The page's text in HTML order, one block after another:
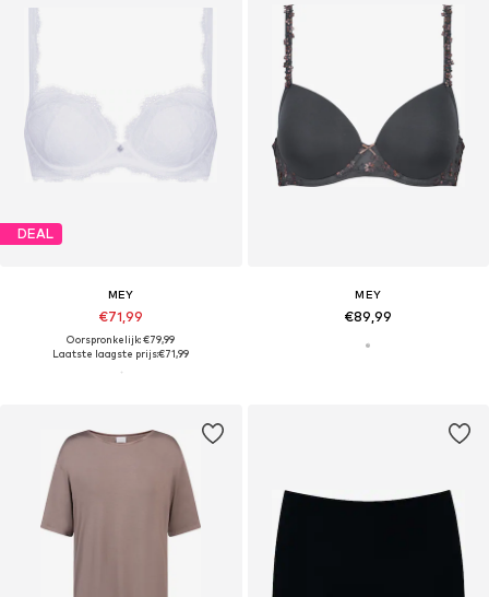
DEAL
MEY
€71,99
Oorspronkelijk: €79,99
Laatste laagste prijs:€71,99
MEY
€89,99